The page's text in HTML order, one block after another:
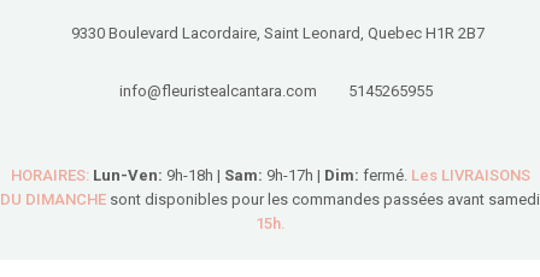
9330 Boulevard Lacordaire, Saint Leonard, Quebec H1R 2B7
info@fleuristealcantara.com 5145265955
HORAIRES: Lun-Ven: 9h-18h | Sam: 9h-17h | Dim: fermé. Les LIVRAISONS
DU DIMANCHE sont disponibles pour les commandes passées avant samedi
15h.